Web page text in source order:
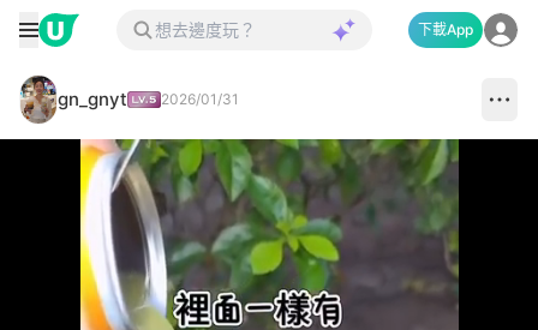
下載App
gn_gnyt 2026/01/31